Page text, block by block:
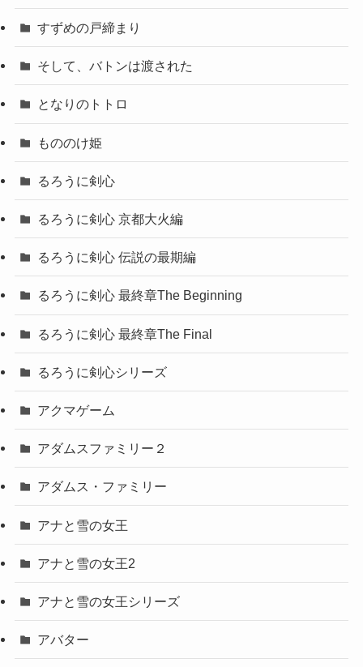
すずめの戸締まり
そして、バトンは渡された
となりのトトロ
もののけ姫
るろうに剣心
るろうに剣心 京都大火編
るろうに剣心 伝説の最期編
るろうに剣心 最終章The Beginning
るろうに剣心 最終章The Final
るろうに剣心シリーズ
アクマゲーム
アダムスファミリー２
アダムス・ファミリー
アナと雪の女王
アナと雪の女王2
アナと雪の女王シリーズ
アバター